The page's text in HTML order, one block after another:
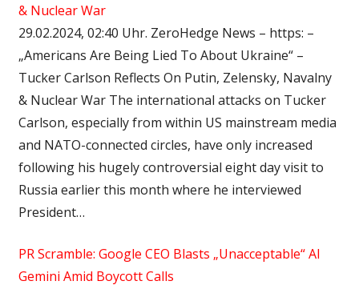
& Nuclear War
29.02.2024, 02:40 Uhr. ZeroHedge News – https: –
„Americans Are Being Lied To About Ukraine“ –
Tucker Carlson Reflects On Putin, Zelensky, Navalny
& Nuclear War The international attacks on Tucker
Carlson, especially from within US mainstream media
and NATO-connected circles, have only increased
following his hugely controversial eight day visit to
Russia earlier this month where he interviewed
President…
PR Scramble: Google CEO Blasts „Unacceptable“ AI
Gemini Amid Boycott Calls